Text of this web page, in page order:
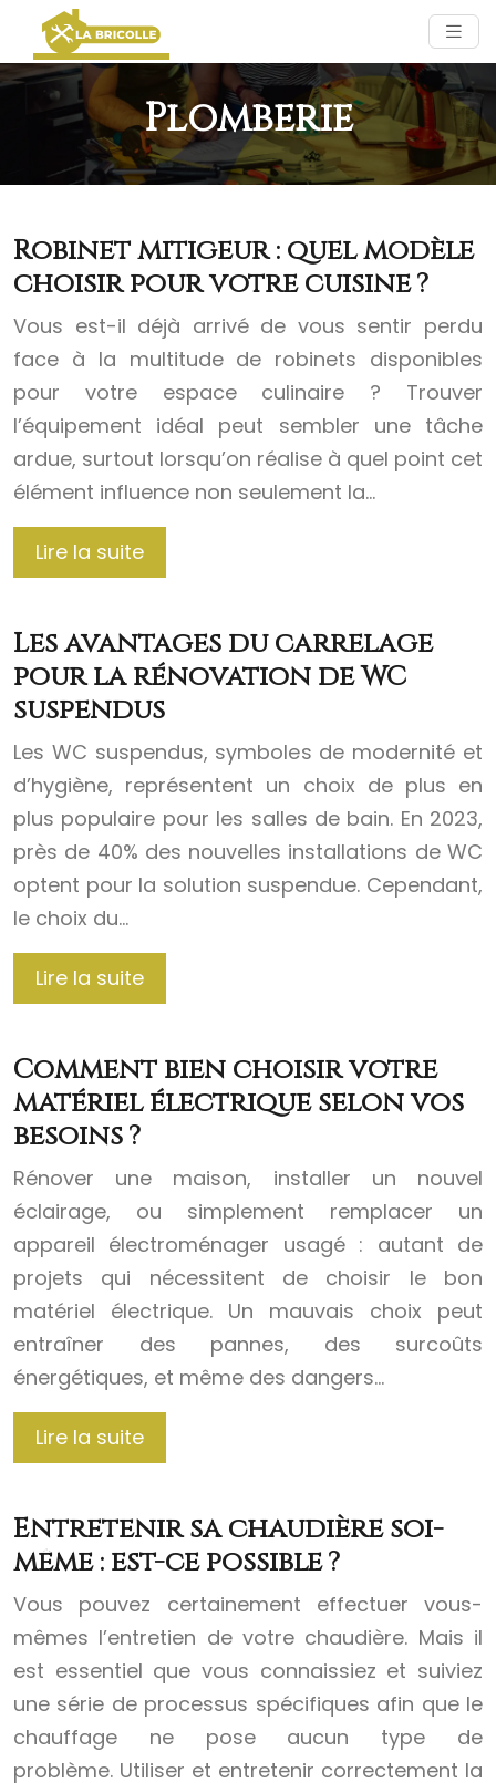
Plomberie
Robinet mitigeur : quel modèle
choisir pour votre cuisine ?
Vous est-il déjà arrivé de vous sentir perdu
face à la multitude de robinets disponibles
pour votre espace culinaire ? Trouver
l’équipement idéal peut sembler une tâche
ardue, surtout lorsqu’on réalise à quel point cet
élément influence non seulement la…
Lire la suite
Les avantages du carrelage
pour la rénovation de WC
suspendus
Les WC suspendus, symboles de modernité et
d’hygiène, représentent un choix de plus en
plus populaire pour les salles de bain. En 2023,
près de 40% des nouvelles installations de WC
optent pour la solution suspendue. Cependant,
le choix du…
Lire la suite
Comment bien choisir votre
matériel électrique selon vos
besoins ?
Rénover une maison, installer un nouvel
éclairage, ou simplement remplacer un
appareil électroménager usagé : autant de
projets qui nécessitent de choisir le bon
matériel électrique. Un mauvais choix peut
entraîner des pannes, des surcoûts
énergétiques, et même des dangers…
Lire la suite
Entretenir sa chaudière soi-
même : est-ce possible ?
Vous pouvez certainement effectuer vous-
mêmes l’entretien de votre chaudière. Mais il
est essentiel que vous connaissiez et suiviez
une série de processus spécifiques afin que le
chauffage ne pose aucun type de
problème. Utiliser et entretenir correctement la